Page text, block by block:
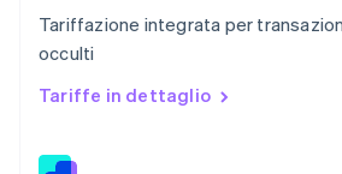
Tariffazione integrata per
occulti
Tariffe in dettaglio
English
Romania
English
Slovacchia